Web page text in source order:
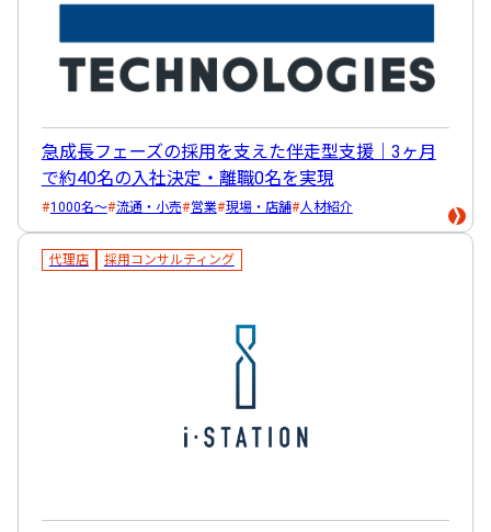
急成長フェーズの採用を支えた伴走型支援｜3ヶ月
で約40名の入社決定・離職0名を実現
1000名～ 流通・小売 営業 現場・店舗 人材紹介
代理店 採用コンサルティング